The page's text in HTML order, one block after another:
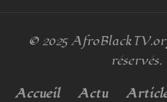
© 2025
réservés.
Accueil Actu